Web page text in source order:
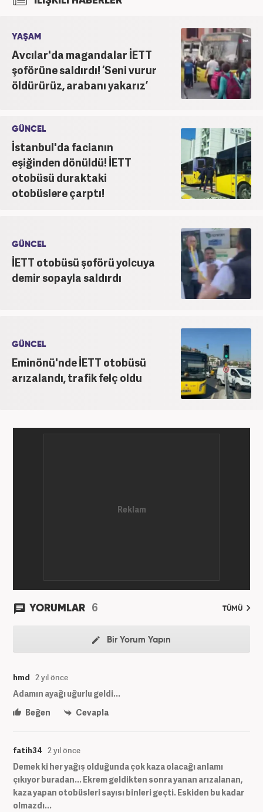
'Haber Editörü' pozisyonunda görev aldı. 2024
Editörü kariyerine devam etmektedir.
YAŞAM
Avcılar'da magandalar İETT
şoförüne saldırdı! ‘Seni vurur
öldürürüz, arabanı yakarız’
GÜNCEL
İstanbul'da facianın
eşiğinden dönüldü! İETT
otobüsü duraktaki
otobüslere çarptı!
GÜNCEL
İETT otobüsü şoförü yolcuya
demir sopayla saldırdı
GÜNCEL
Eminönü'nde İETT otobüsü
arızalandı, trafik felç oldu
YORUMLAR 6 TÜMÜ
Bir Yorum Yapın
hmd 2 yıl önce
Adamın ayağı uğurlu geldi...
Beğen
Cevapla
fatih34 2 yıl önce
Demek ki her yağış olduğunda çok kaza olacağı anlamı
çıkıyor buradan... Ekrem geldikten sonra yanan arızalanan,
kaza yapan otobüsleri sayısı binleri geçti. Eskiden bu kadar
olmazdı...